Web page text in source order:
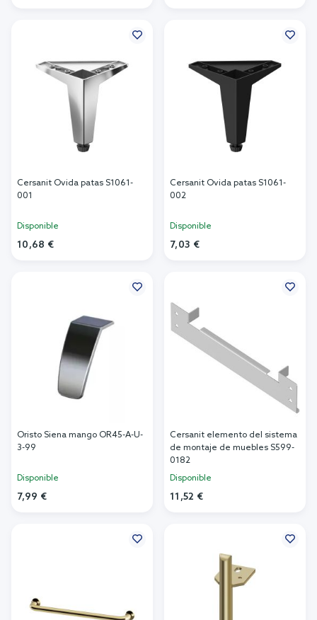
Cersanit Ovida patas S1061-
001
Disponible
10,68 €
Cersanit Ovida patas S1061-
002
Disponible
7,03 €
Oristo Siena mango OR45-A-U-
3-99
Disponible
7,99 €
Cersanit elemento del sistema
de montaje de muebles S599-
0182
Disponible
11,52 €